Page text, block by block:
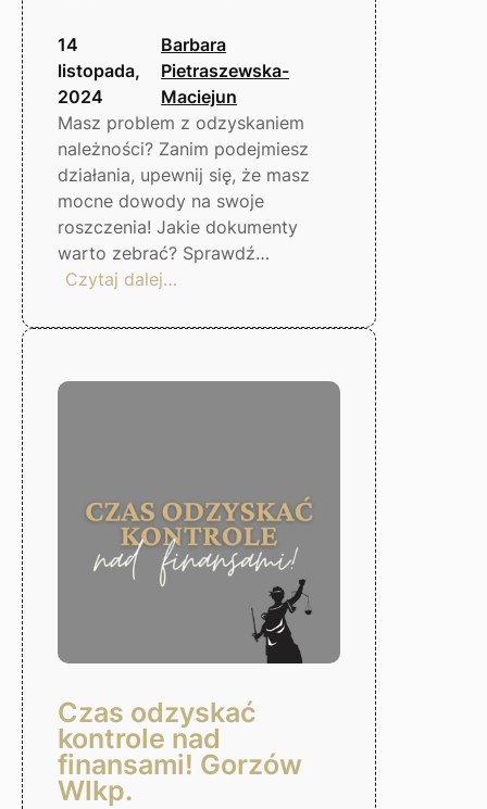
14
listopada,
2024
Barbara
Pietraszewska-
Maciejun
Masz problem z odzyskaniem
należności? Zanim podejmiesz
działania, upewnij się, że masz
mocne dowody na swoje
roszczenia! Jakie dokumenty
warto zebrać? Sprawdź…
Czytaj dalej…
zrobić,
dłużnik
Czas odzyskać
kontrole nad
finansami! Gorzów
Wlkp.